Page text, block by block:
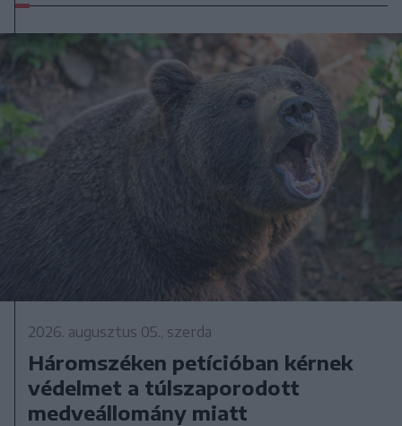
2026. augusztus 05., szerda
Háromszéken petícióban kérnek
védelmet a túlszaporodott
medveállomány miatt